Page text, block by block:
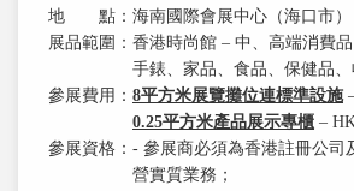
地 點 ： 海南國際會展中心（海口市）
展品範圍 ： 香港時尚館 – 中、高端消費品
手錶、家品、食品、保健品
參展費用 ： 8平方米展覽攤位連標準設施
0.25平方米產品展示專櫃 –
參展資格 ： - 參展商必須為香港註冊公司
營實質業務；